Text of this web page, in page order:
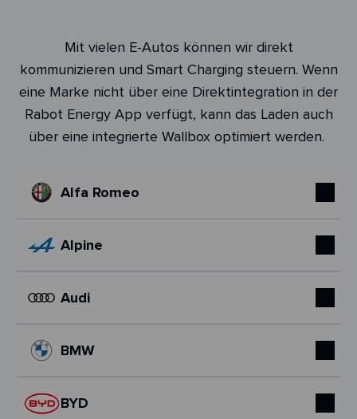
Mit vielen E-Autos können wir direkt
kommunizieren und Smart Charging steuern. Wenn
eine Marke nicht über eine Direktintegration in der
Rabot Energy App verfügt, kann das Laden auch
über eine integrierte Wallbox optimiert werden.
Alfa Romeo
Alpine
Audi
BMW
BYD